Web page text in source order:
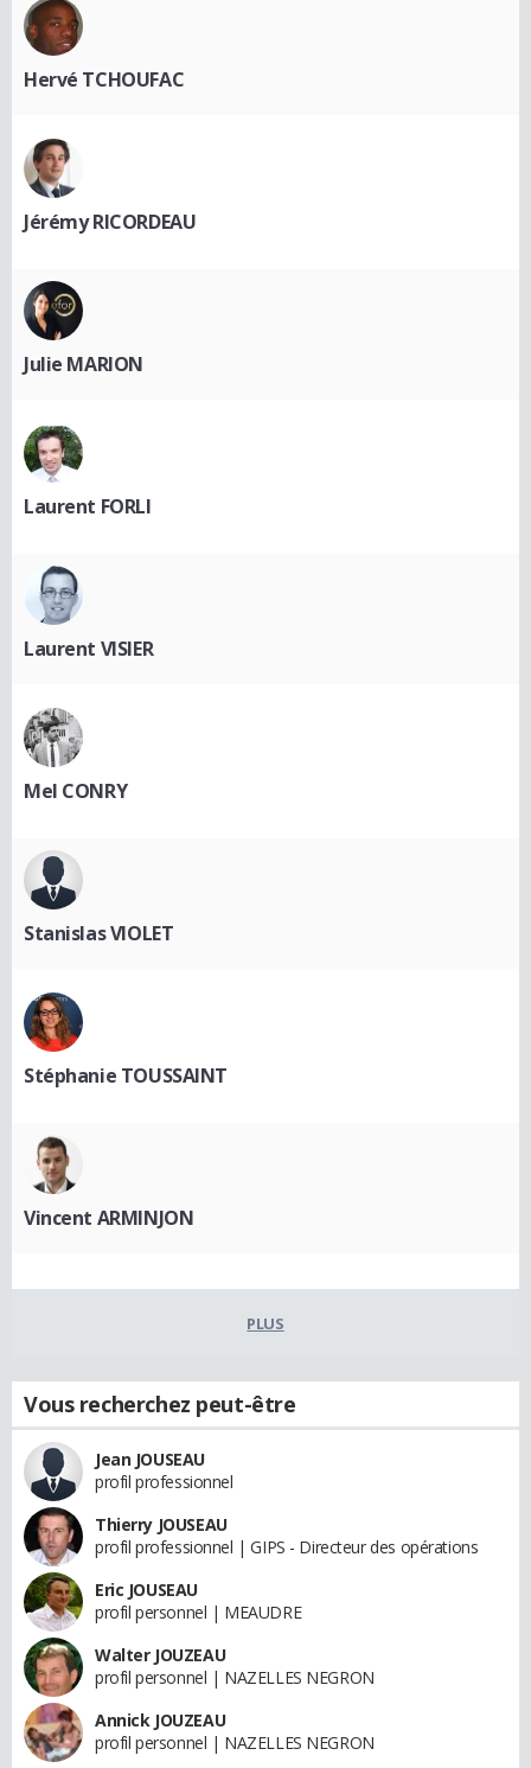
Hervé TCHOUFAC
Jérémy RICORDEAU
Julie MARION
Laurent FORLI
Laurent VISIER
Mel CONRY
Stanislas VIOLET
Stéphanie TOUSSAINT
Vincent ARMINJON
PLUS
Vous recherchez peut-être
Jean JOUSEAU
profil professionnel
Thierry JOUSEAU
profil professionnel | GIPS - Directeur des opérations
Eric JOUSEAU
profil personnel | MEAUDRE
Walter JOUZEAU
profil personnel | NAZELLES NEGRON
Annick JOUZEAU
profil personnel | NAZELLES NEGRON